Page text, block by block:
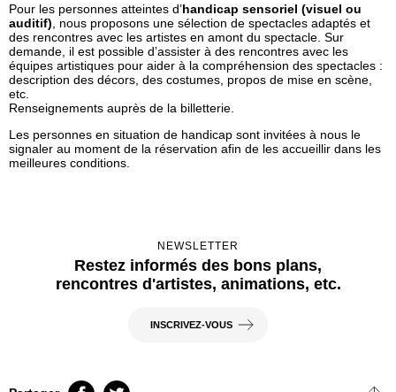
Pour les personnes atteintes d’handicap sensoriel (visuel ou
auditif) , nous proposons une sélection de spectacles adaptés et
des rencontres avec les artistes en amont du spectacle. Sur
demande, il est possible d’assister à des rencontres avec les
équipes artistiques pour aider à la compréhension des spectacles :
description des décors, des costumes, propos de mise en scène,
etc.
Renseignements auprès de la billetterie.
Les personnes en situation de handicap sont invitées à nous le
signaler au moment de la réservation afin de les accueillir dans les
meilleures conditions.
NEWSLETTER
Restez informés des bons plans,
rencontres d'artistes, animations, etc.
INSCRIVEZ-VOUS